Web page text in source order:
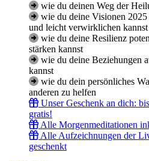
wie du deinen Weg der
wie du deine Visionen
und leicht verwirklichen kannst
wie du deine Resilienz
stärken kannst
wie du deine Beziehungen
kannst
wie du dein persönliches
anderen zu helfen
Unser Geschenk an dich:
gratis!
Alle Morgenmeditationen
Alle Aufzeichnungen der
geschenkt